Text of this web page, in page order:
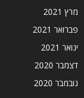
מרץ 2021
פברואר 2021
ינואר 2021
דצמבר 2020
נובמבר 2020